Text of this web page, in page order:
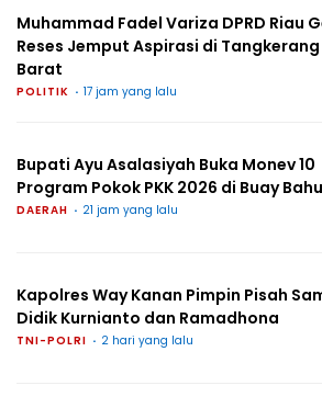
Muhammad Fadel Variza DPRD Riau
Reses Jemput Aspirasi di Tangkerang
Barat
POLITIK 17 jam yang lalu
Bupati Ayu Asalasiyah Buka Monev 10
Program Pokok PKK 2026 di Buay
DAERAH 21 jam yang lalu
Kapolres Way Kanan Pimpin Pisah
Didik Kurnianto dan Ramadhona
TNI-POLRI 2 hari yang lalu